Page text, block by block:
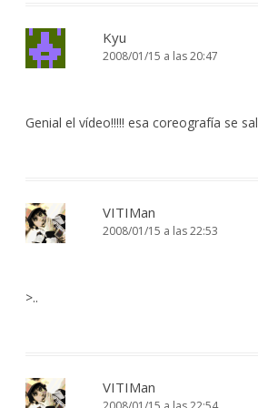
Kyu
2008/01/15 a las 20:47
Genial el vídeo!!!!! esa coreografía se
VITIMan
2008/01/15 a las 22:53
>..
VITIMan